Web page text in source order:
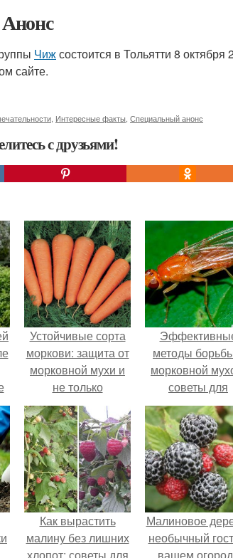
Чижсостоится в Тольятти 8
сайте.
Интересные факты Специальный анонс
с друзьями!
Устойчивые сорта
моркови: защита от
морковной мухи и
не только
методы
морковной
советы для
садоводов
Как вырастить
малину без лишних
Малиновое
необычный